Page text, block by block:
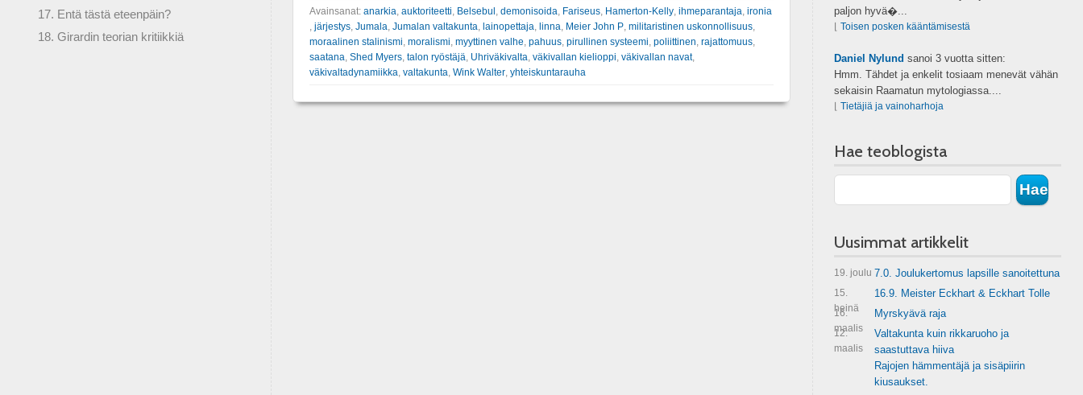
Avainsanat: anarkia auktoriteetti Belsebul demonisoida Fariseus, Hamerton-Kelly, ihmeparantaja ironia
järjestys, Jumala Jumalan valtakunta lainopettaja linna Meier John P, militaristinen uskonnollisuus,
moraalinen stalinismi moralismi myyttinen valhe pahuus, pirullinen systeemi poliittinen rajattomuus,
saatana Shed Myers, talon ryöstäjä Uhriväkivalta väkivallan kielioppi väkivallan navat,
väkivaltadynamiikka valtakunta Wink Walter, yhteiskuntarauha
17. Entä tästä eteenpäin?
18. Girardin teorian kritiikkiä
paljon hyvä�...
Toisen posken kääntämisestä
Daniel Nylund sanoi 3 vuotta sitten:
Hmm. Tähdet ja enkelit tosiaam menevät vähän
sekaisin Raamatun mytologiassa....
Tietäjiä ja vainoharhoja
Hae teoblogista
Uusimmat artikkelit
19. joulu 7.0. Joulukertomus lapsille sanoitettuna
15.
heinä
16.9. Meister Eckhart & Eckhart Tolle
16.
maalis
Myrskyävä raja
12.
maalis
Valtakunta kuin rikkaruoho ja
saastuttava hiiva
Rajojen hämmentäjä ja sisäpiirin
kiusaukset.